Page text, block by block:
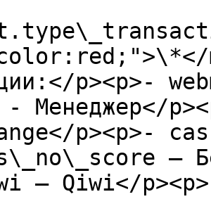
p><p>-
- Менеджер</
p><p>-
–
– Qiwi</